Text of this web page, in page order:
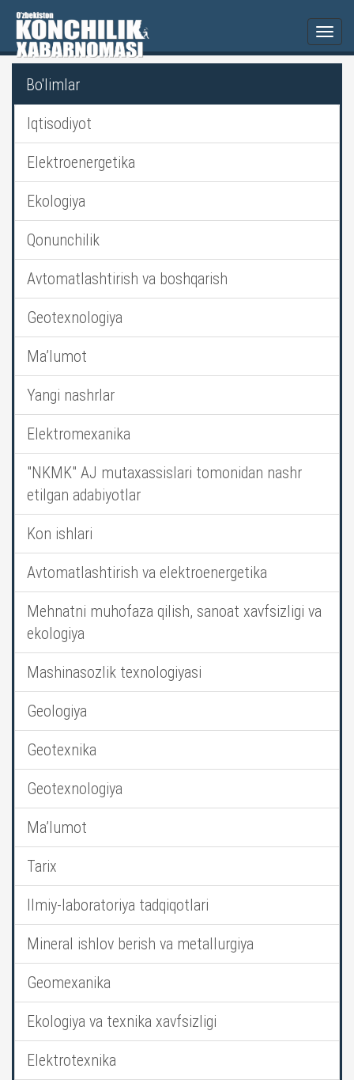
Bo'limlar
Iqtisodiyot
Elektroenergetika
Ekologiya
Qonunchilik
Avtomatlashtirish va boshqarish
Geotexnologiya
Ma’lumot
Yangi nashrlar
Elektromexanika
"NKMK" AJ mutaxassislari tomonidan nashr
etilgan adabiyotlar
Kon ishlari
Avtomatlashtirish va elektroenergetika
Mehnatni muhofaza qilish, sanoat xavfsizligi va
ekologiya
Mashinasozlik texnologiyasi
Geologiya
Geotexnika
Geotexnologiya
Ma’lumot
Tarix
Ilmiy-laboratoriya tadqiqotlari
Mineral ishlov berish va metallurgiya
Geomexanika
Ekologiya va texnika xavfsizligi
Elektrotexnika